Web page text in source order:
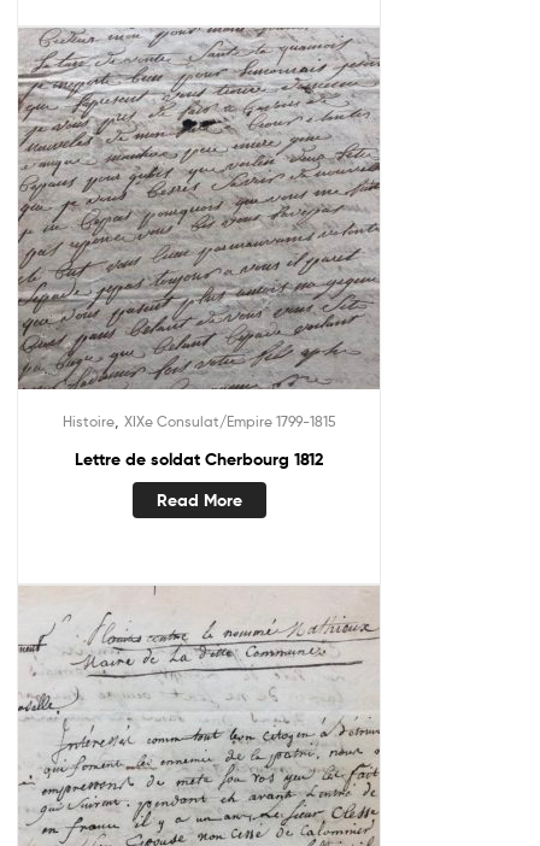
Histoire, XIXe Consulat/Empire 1799-1815
Lettre de soldat Cherbourg 1812
Read More